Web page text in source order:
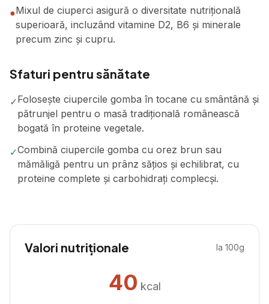
●Mixul de ciuperci asigură o diversitate nutrițională
superioară, incluzând vitamine D2, B6 și minerale
precum zinc și cupru.
Sfaturi pentru sănătate
✓Folosește ciupercile gomba în tocane cu smântână și
pătrunjel pentru o masă tradițională românească
bogată în proteine vegetale.
✓Combină ciupercile gomba cu orez brun sau
mămăligă pentru un prânz sățios și echilibrat, cu
proteine complete și carbohidrați complecși.
Valori nutriționale la 100g
40 kcal